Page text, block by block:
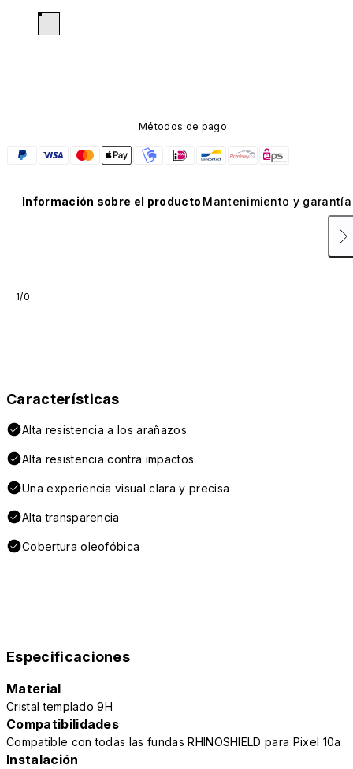
Métodos de pago
Información sobre el producto Mantenimiento y garantía
1/0
Características
Alta resistencia a los arañazos
Alta resistencia contra impactos
Una experiencia visual clara y precisa
Alta transparencia
Cobertura oleofóbica
Especificaciones
Material
Cristal templado 9H
Compatibilidades
Compatible con todas las fundas RHINOSHIELD para Pixel 10a
Instalación